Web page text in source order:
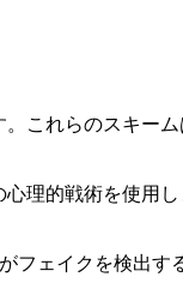
これらのスキーム
理的戦術を使用
ェイクを検出す